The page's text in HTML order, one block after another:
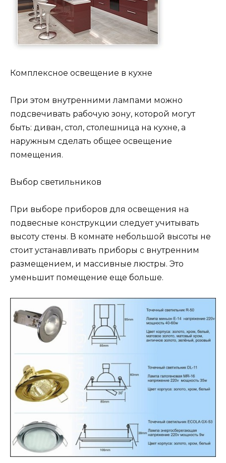
Комплексное освещение в кухне
При этом внутренними лампами можно
подсвечивать рабочую зону, которой могут
быть: диван, стол, столешница на кухне, а
наружным сделать общее освещение
помещения.
Выбор светильников
При выборе приборов для освещения на
подвесные конструкции следует учитывать
высоту стены. В комнате небольшой высоты не
стоит устанавливать приборы с внутренним
размещением, и массивные люстры. Это
уменьшит помещение еще больше.